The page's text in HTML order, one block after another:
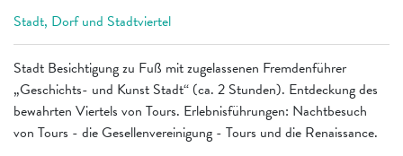
Stadt Besichtigung zu Fuß mit zugelassenen Fremdenführer
„Geschichts- und Kunst Stadt“ (ca. 2 Stunden). Entdeckung des
bewahrten Viertels von Tours. Erlebnisführungen: Nachtbesuch
von Tours - die Gesellenvereinigung - Tours und die Renaissance.
Stadt, Dorf und Stadtviertel